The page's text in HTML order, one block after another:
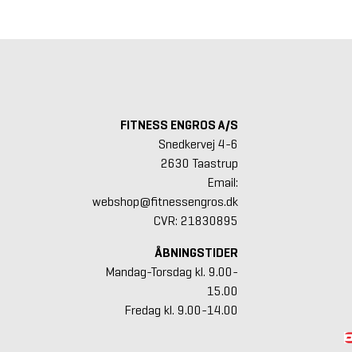
FITNESS ENGROS A/S
Snedkervej 4-6
2630 Taastrup
Email:
webshop@fitnessengros.dk
CVR: 21830895
ÅBNINGSTIDER
Mandag-Torsdag kl. 9.00-
15.00
Fredag kl. 9.00-14.00